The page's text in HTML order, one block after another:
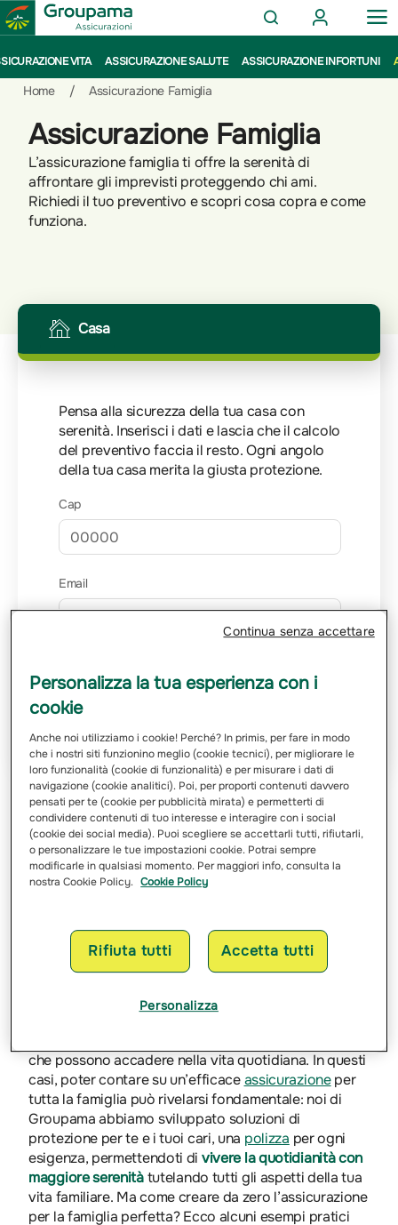
al
contenuto
ai
prodotti
Privati
alle
azioni
CERCA
AREA
CLIENTI
VITA ASSICURAZIONE SALUTE ASSICURAZIONE INFORTUNI
Home / Assicurazione Famiglia
Assicurazione Famiglia
L’assicurazione famiglia ti offre la serenità di
affrontare gli imprevisti proteggendo chi ami.
Richiedi il tuo preventivo e scopri cosa copra e come
funziona.
Casa
Pensa alla sicurezza della tua casa con
serenità. Inserisci i dati e lascia che il calcolo
del preventivo faccia il resto. Ogni angolo
della tua casa merita la giusta protezione.
Cap
Email
modalità del trattamento dei miei dati personali
Assicurazione sulla
famiglia: la protezione dei
propri cari inizia da qui
propri cari: la famiglia è il nostro bene più prezioso e
che possono accadere nella vita quotidiana. In questi
casi, poter contare su un’efficaceassicurazioneper
tutta la famiglia può rivelarsi fondamentale: noi di
Groupama abbiamo sviluppato soluzioni di
protezione per te e i tuoi cari, una polizza per ogni
esigenza, permettendoti di vivere la quotidianità con
maggiore serenitàtutelando tutti gli aspetti della tua
vita familiare. Ma come creare da zero l’assicurazione
per la famiglia perfetta? Ecco alcuni esempi pratici
Personalizza la tua esperienza con i
cookie
Anche noi utilizziamo i cookie! Perché? In primis, per fare in modo
che i nostri siti funzionino meglio (cookie tecnici), per migliorare le
loro funzionalità (cookie di funzionalità) e per misurare i dati di
navigazione (cookie analitici). Poi, per proporti contenuti davvero
pensati per te (cookie per pubblicità mirata) e permetterti di
condividere contenuti di tuo interesse e interagire con i social
(cookie dei social media). Puoi scegliere se accettarli tutti, rifiutarli,
o personalizzare le tue impostazioni cookie. Potrai sempre
modificarle in qualsiasi momento. Per maggiori info, consulta la
nostra Cookie Policy. Cookie Policy
Rifiuta tutti Accetta tutti
Personalizza
Continua senza accettare